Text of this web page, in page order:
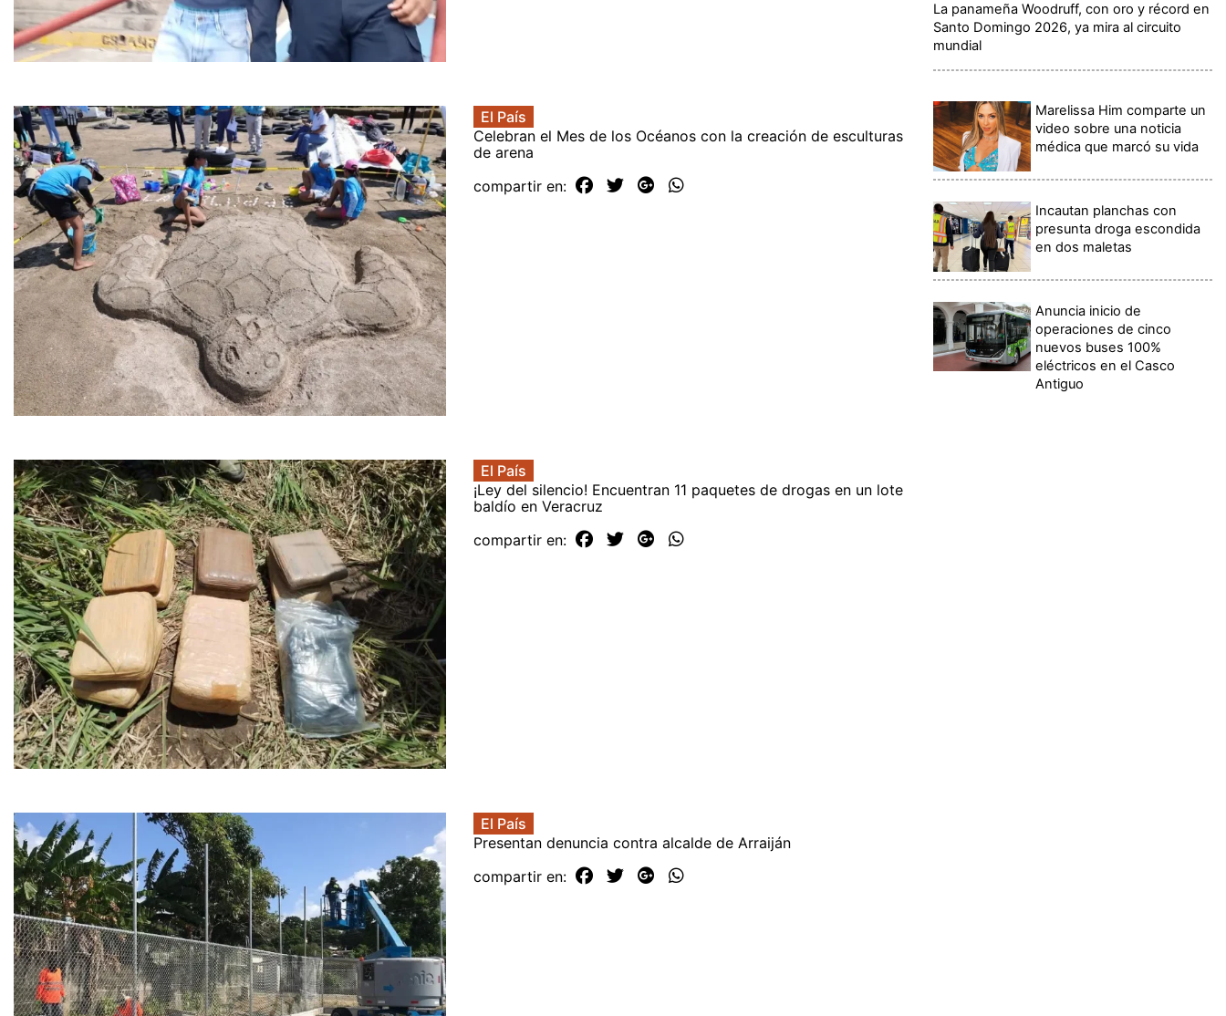
El País
Celebran el Mes de los Océanos con la creación de esculturas
de arena
compartir en:
El País
¡Ley del silencio! Encuentran 11 paquetes de drogas en un lote
baldío en Veracruz
compartir en:
El País
Presentan denuncia contra alcalde de Arraiján
compartir en:
La panameña Woodruff, con oro y récord en
Santo Domingo 2026, ya mira al circuito
mundial
Marelissa Him comparte un
video sobre una noticia
médica que marcó su vida
Incautan planchas con
presunta droga escondida
en dos maletas
Anuncia inicio de
operaciones de cinco
nuevos buses 100%
eléctricos en el Casco
Antiguo